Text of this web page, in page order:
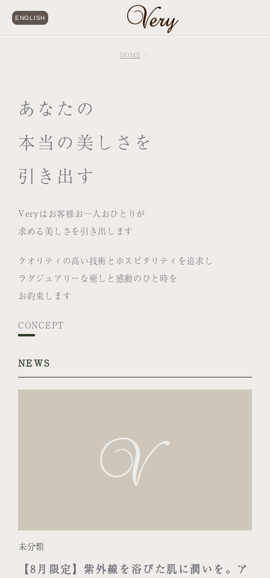
ENGLISH
HOME
あなたの
本当の美しさを
引き出す
Veryはお客様お一人おひとりが
求める美しさを引き出します
クオリティの高い技術とホスピタリティを追求し
ラグジュアリーな癒しと感動のひと時を
お約束します
CONCEPT
NEWS
未分類
【8月限定】紫外線を浴びた肌に潤いを。ア